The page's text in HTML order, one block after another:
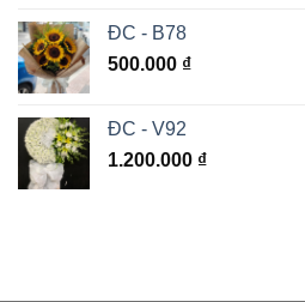
ĐC - B78
500.000 ₫
ĐC - V92
1.200.000 ₫